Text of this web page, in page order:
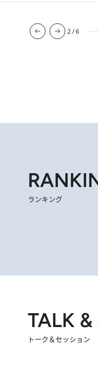
2/6
ランキング
TALK &
トーク＆セッション